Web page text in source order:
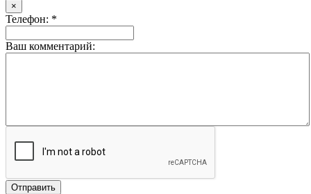
×
Телефон: *
Ваш комментарий: